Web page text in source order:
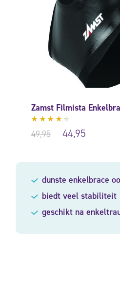
Zamst Filmista
Gewaardeerd
4.11
49,95 44,95
dunste enkelbrace
biedt veel stabiliteit
geschikt na